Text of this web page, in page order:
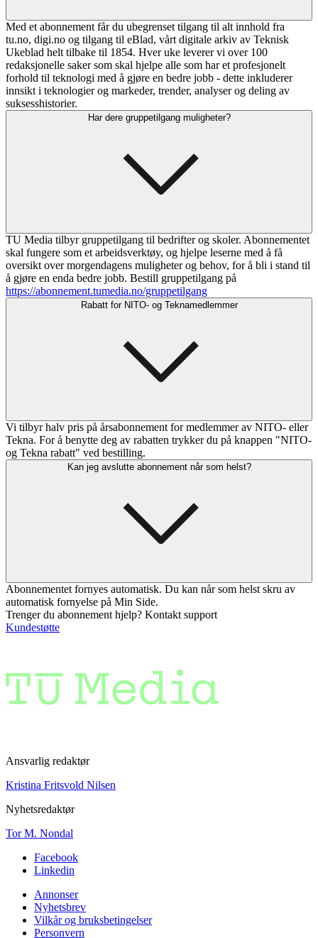
Med et abonnement får du ubegrenset tilgang til alt innhold fra
tu.no, digi.no og tilgang til eBlad, vårt digitale arkiv av Teknisk
Ukeblad helt tilbake til 1854. Hver uke leverer vi over 100
redaksjonelle saker som skal hjelpe alle som har et profesjonelt
forhold til teknologi med å gjøre en bedre jobb - dette inkluderer
innsikt i teknologier og markeder, trender, analyser og deling av
suksesshistorier.
Har dere gruppetilgang muligheter?
TU Media tilbyr gruppetilgang til bedrifter og skoler. Abonnementet
skal fungere som et arbeidsverktøy, og hjelpe leserne med å få
oversikt over morgendagens muligheter og behov, for å bli i stand til
å gjøre en enda bedre jobb. Bestill gruppetilgang på
https://abonnement.tumedia.no/gruppetilgang
Rabatt for NITO- og Teknamedlemmer
Vi tilbyr halv pris på årsabonnement for medlemmer av NITO- eller
Tekna. For å benytte deg av rabatten trykker du på knappen "NITO-
og Tekna rabatt" ved bestilling.
Kan jeg avslutte abonnement når som helst?
Abonnementet fornyes automatisk. Du kan når som helst skru av
automatisk fornyelse på Min Side.
Trenger du abonnement hjelp? Kontakt support
Kundestøtte
Ansvarlig redaktør
Kristina Fritsvold Nilsen
Nyhetsredaktør
Tor M. Nondal
Facebook
Linkedin
Annonser
Nyhetsbrev
Vilkår og bruksbetingelser
Personvern